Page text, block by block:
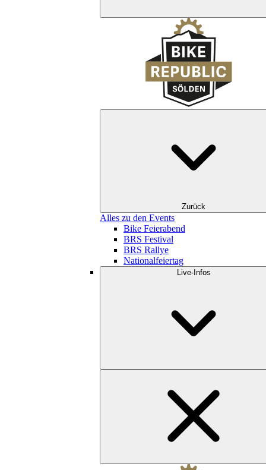
Zurück
Alles zu den Events
Bike Feierabend
BRS Festival
BRS Rallye
Nationalfeiertag
Live-Infos